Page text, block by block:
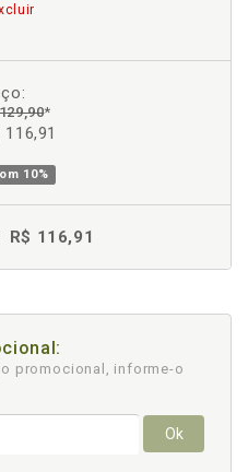
*
10%
R$ 116,91
promocional, informe-o
Ok